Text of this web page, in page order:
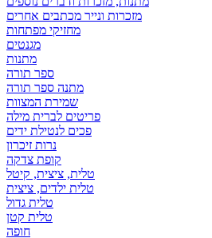
מזכרות ונייר מכתבים אחרים
מחזיקי מפתחות
מגנטים
מתנות
ספר תורה
מתנה ספר תורה
שמירת המצוות
פריטים לברית מילה
פכים לנטילת ידים
נרות זיכרון
קופת צדקה
טלית, ציצית, קיטל
טלית ילדים, ציצית
טלית גדול
טלית קטן